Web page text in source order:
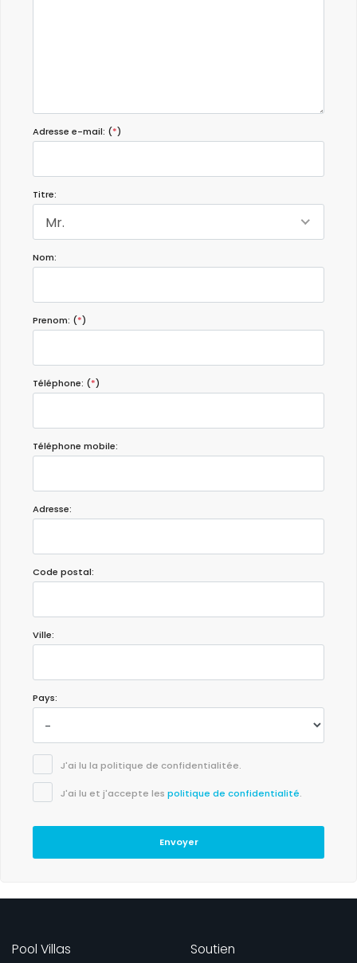
Adresse e-mail: (*)
Titre:
Mr.
Nom:
Prenom: (*)
Téléphone: (*)
Téléphone mobile:
Adresse:
Code postal:
Ville:
Pays:
J'ai lu la politique de confidentialitée.
J'ai lu et j'accepte les politique de confidentialité.
Envoyer
Pool Villas Soutien